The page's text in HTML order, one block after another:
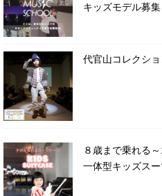
キッズモデル募
代官山コレクシ
８歳まで乗れる
一体型キッズス